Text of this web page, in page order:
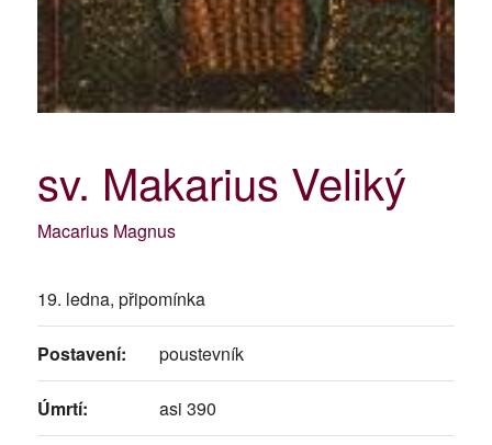
sv. Makarius Veliký
Macarius Magnus
19. ledna, připomínka
Postavení: poustevník
Úmrtí: asi 390